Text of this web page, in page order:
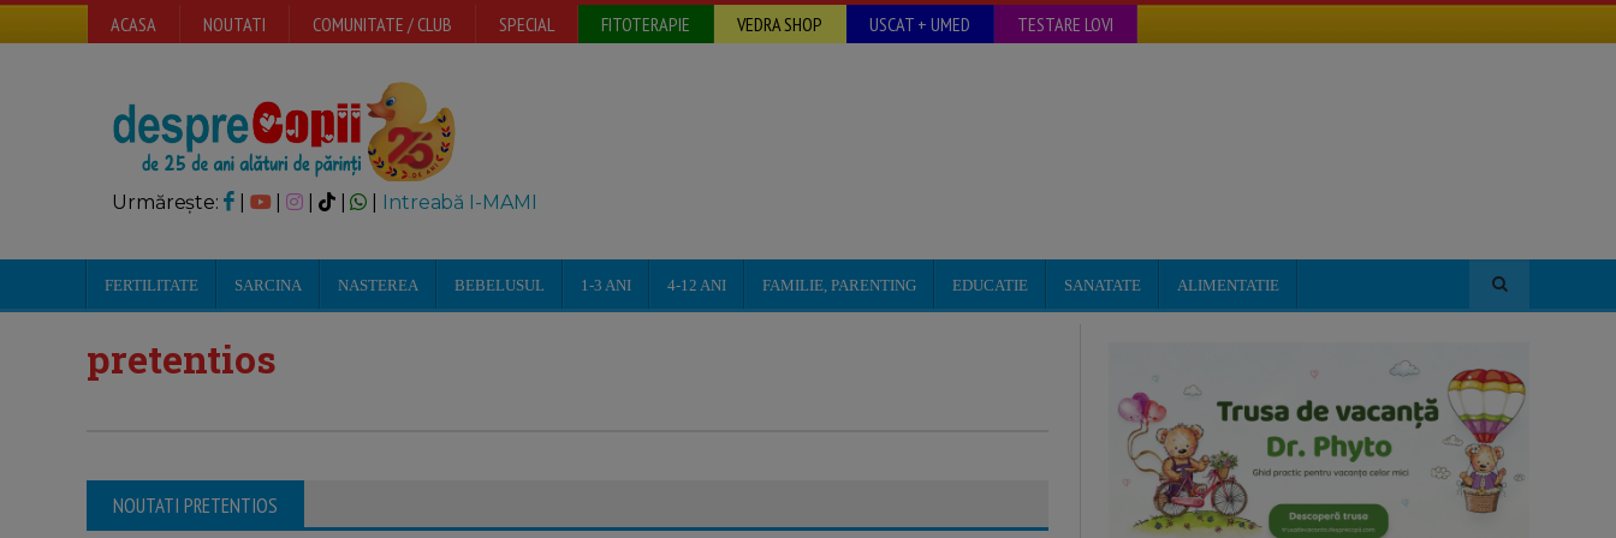
ACASA NOUTATI COMUNITATE / CLUB SPECIAL FITOTERAPIE VEDRA SHOP USCAT + UMED TESTARE LOVI
Urmărește: | | Intreabă I-MAMI
FERTILITATE SARCINA NASTEREA BEBELUSUL 1-3 ANI 4-12 ANI FAMILIE, PARENTING EDUCATIE SANATATE ALIMENTATIE
pretentios
NOUTATI PRETENTIOS